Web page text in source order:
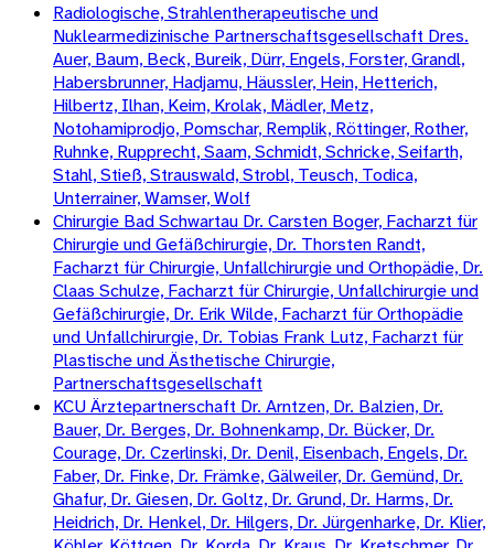
Radiologische, Strahlentherapeutische und
Nuklearmedizinische Partnerschaftsgesellschaft Dres.
Auer, Baum, Beck, Bureik, Dürr, Engels, Forster, Grandl,
Habersbrunner, Hadjamu, Häussler, Hein, Hetterich,
Hilbertz, Ilhan, Keim, Krolak, Mädler, Metz,
Notohamiprodjo, Pomschar, Remplik, Röttinger, Rother,
Ruhnke, Rupprecht, Saam, Schmidt, Schricke, Seifarth,
Stahl, Stieß, Strauswald, Strobl, Teusch, Todica,
Unterrainer, Wamser, Wolf
Chirurgie Bad Schwartau Dr. Carsten Boger, Facharzt für
Chirurgie und Gefäßchirurgie, Dr. Thorsten Randt,
Facharzt für Chirurgie, Unfallchirurgie und Orthopädie, Dr.
Claas Schulze, Facharzt für Chirurgie, Unfallchirurgie und
Gefäßchirurgie, Dr. Erik Wilde, Facharzt für Orthopädie
und Unfallchirurgie, Dr. Tobias Frank Lutz, Facharzt für
Plastische und Ästhetische Chirurgie,
Partnerschaftsgesellschaft
KCU Ärztepartnerschaft Dr. Arntzen, Dr. Balzien, Dr.
Bauer, Dr. Berges, Dr. Bohnenkamp, Dr. Bücker, Dr.
Courage, Dr. Czerlinski, Dr. Denil, Eisenbach, Engels, Dr.
Faber, Dr. Finke, Dr. Främke, Gälweiler, Dr. Gemünd, Dr.
Ghafur, Dr. Giesen, Dr. Goltz, Dr. Grund, Dr. Harms, Dr.
Heidrich, Dr. Henkel, Dr. Hilgers, Dr. Jürgenharke, Dr. Klier,